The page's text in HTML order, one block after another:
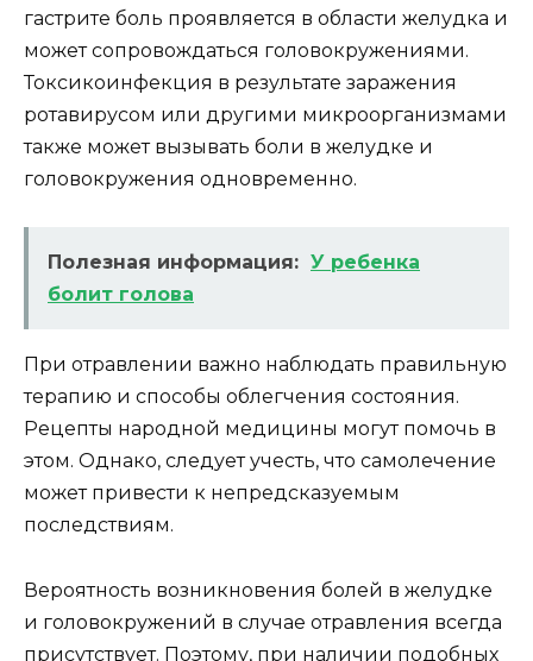
гастрите боль проявляется в области желудка и
может сопровождаться головокружениями.
Токсикоинфекция в результате заражения
ротавирусом или другими микроорганизмами
также может вызывать боли в желудке и
головокружения одновременно.
Полезная информация: У ребенка
болит голова
При отравлении важно наблюдать правильную
терапию и способы облегчения состояния.
Рецепты народной медицины могут помочь в
этом. Однако, следует учесть, что самолечение
может привести к непредсказуемым
последствиям.
Вероятность возникновения болей в желудке
и головокружений в случае отравления всегда
присутствует. Поэтому, при наличии подобных